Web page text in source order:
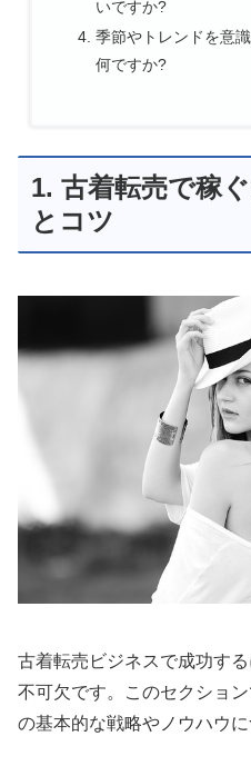
いですか?
季節やトレンドを意
何ですか?
1. 古着転売で稼
とコツ
古着転売ビジネスで成功す
不可欠です。このセクショ
の基本的な戦略やノウハウに